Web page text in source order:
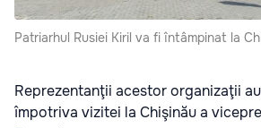
Patriarhul Rusiei Kiril va fi întâmpinat la
Reprezentanţii acestor organizaţii
împotriva vizitei la Chişinău a